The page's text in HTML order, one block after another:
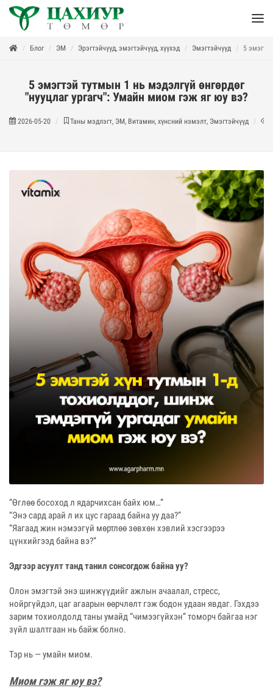
Блог ЭМ Эрэгтэйчүүд, эмэгтэйчүүд, хүүхэд Эмэгтэйчүүд 5
5 эмэгтэй тутмын 1 нь мэдэлгүй өнгөрдөг
"нууцлаг ургагч": Умайн миом гэж яг юу вэ?
2026-05-20 Таны мэдлэгт, ЭМ, Витамин, хүнсний нэмэлт, Эмэгтэйчүүд
“Өглөө босоход л ядарчихсан байх юм…”
“Энэ сард арай л их цус гараад байна уу даа?”
“Яагаад жин нэмээгүй мөртлөө зөвхөн хэвлий хэсгээрээ
цүнхийгээд байна вэ?”
Эдгээр асуулт танд танил сонсогдож байна уу?
Олон эмэгтэй энэ шинжүүдийг ажлын ачаалал, стресс,
нойргүйдэл, цаг агаарын өөрчлөлт гэж бодон удаан явдаг. Гэхдээ
зарим тохиолдолд таны умайд “чимээгүйхэн” томорч байгаа нэг
зүйл шалтгаан нь байж болно.
Тэр нь — умайн миом.
Миом гэж яг юу вэ?